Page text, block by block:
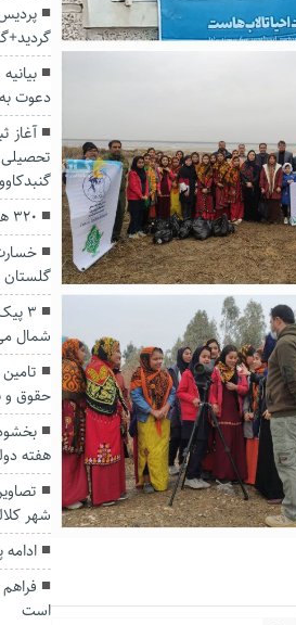
دعوت
تحصیلی
۳۲۰ هزار اصله نهال در مراتع گنبدکاووس کاشته شد
گلستان
شمال
حقوق و
هفته
شهر
است